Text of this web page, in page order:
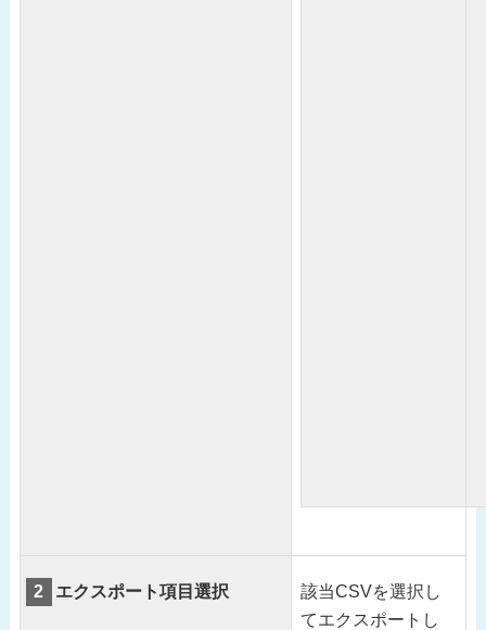
2 エクスポート項目選択
該当CSVを選択し
てエクスポートし